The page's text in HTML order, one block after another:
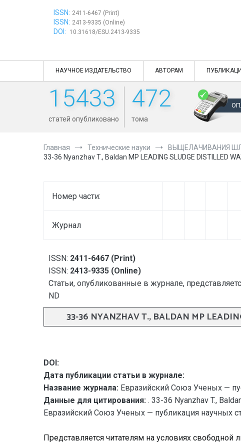
ISSN: 2411-6467 (Print)
ISSN: 2413-9335 (Online)
DOI: 10.31618/ESU.2413-9335
НАУЧНОЕ ИЗДАТЕЛЬСТВО АВТОРАМ
15433
статей опубликовано
472
тома
Главная Технические науки
ВЫЩЕЛАЧИВАНИЯ
33-36 Nyanzhav T., Baldan MP LEADING SLUDGE DISTILLED
Номер части:
Журнал
ISSN: 2411-6467 (Print)
ISSN: 2413-9335 (Online)
Статьи, опубликованные в журнале,
ND
33-36 NYANZHAV T., BALDAN MP
DOI:
Дата публикации статьи в журнале:
Название журнала: Евразийский Союз Ученых —
Данные для цитирования: . 33-36 Nyanzhav T.,
Евразийский Союз Ученых — публикация научных
Представляется читателям на условиях свободной